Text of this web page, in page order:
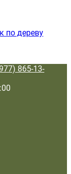
по дереву
865-13-